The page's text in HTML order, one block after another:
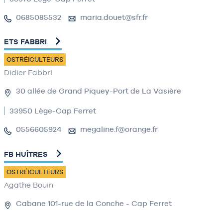
0685085532 maria.douet@sfr.fr
ETS FABBRI
OSTRÉICULTEURS
Didier Fabbri
30 allée de Grand Piquey-Port de La Vasière
33950 Lège-Cap Ferret
0556605924 megaline.f@orange.fr
FB HUÎTRES
OSTRÉICULTEURS
Agathe Bouin
Cabane 101-rue de la Conche - Cap Ferret